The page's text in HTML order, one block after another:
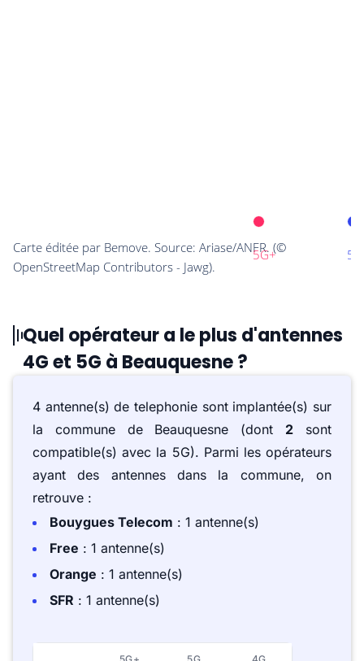
Quel opérateur a le plus d'antennes
4G et 5G à Beauquesne ?
4 antenne(s) de telephonie sont implantée(s) sur
la commune de Beauquesne (dont 2 sont
compatible(s) avec la 5G). Parmi les opérateurs
ayant des antennes dans la commune, on
retrouve :
Bouygues Telecom : 1 antenne(s)
Free : 1 antenne(s)
Orange : 1 antenne(s)
SFR : 1 antenne(s)